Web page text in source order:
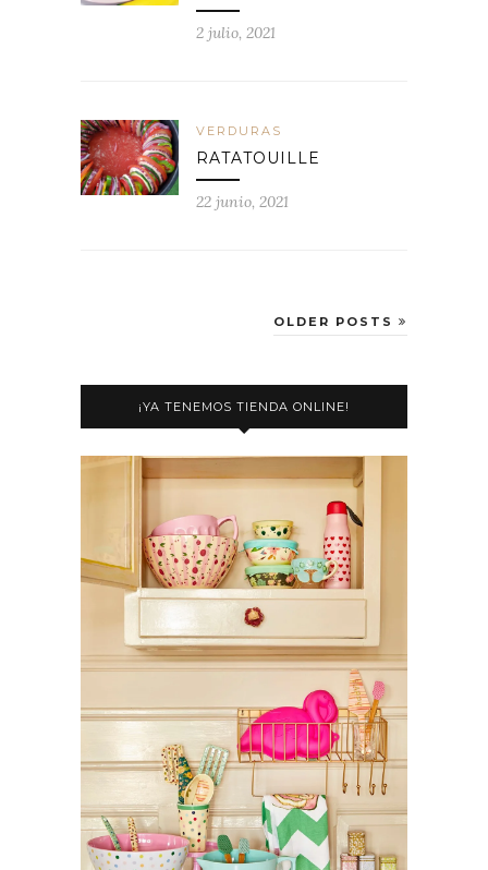
2 julio, 2021
VERDURAS
RATATOUILLE
22 junio, 2021
OLDER POSTS
¡YA TENEMOS TIENDA ONLINE!